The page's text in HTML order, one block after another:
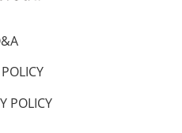
POLICY